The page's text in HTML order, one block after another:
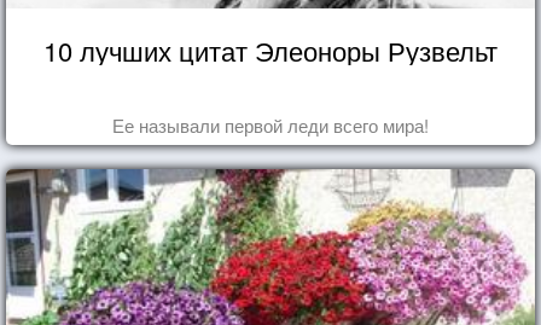
10 лучших цитат Элеоноры Рузвельт
Ее называли первой леди всего мира!